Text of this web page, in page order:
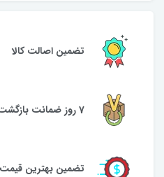
تضمین اصالت کالا
7 روز ضمانت بازگشت
تضمین بهترین قیمت